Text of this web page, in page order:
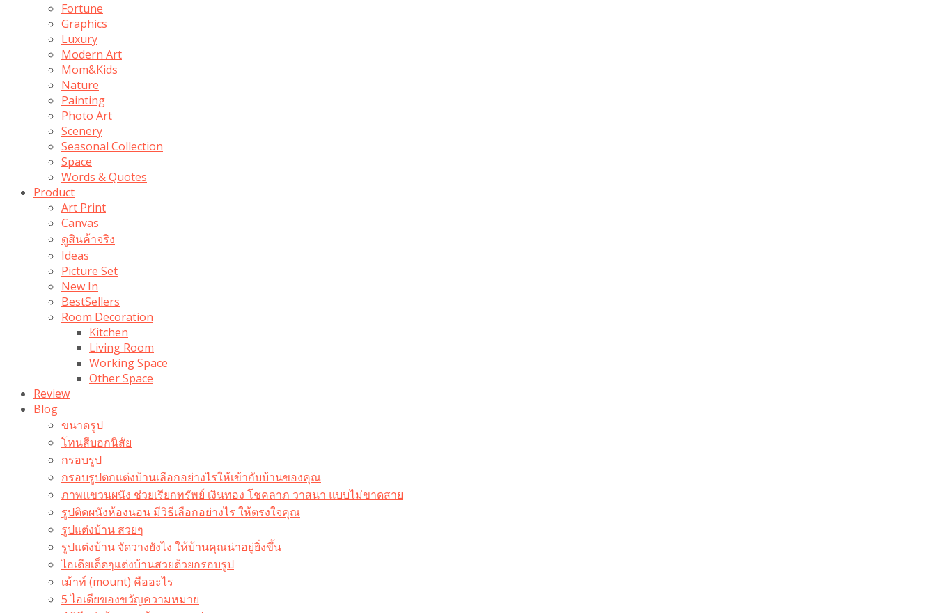
Fortune
Graphics
Luxury
Modern Art
Mom&Kids
Nature
Painting
Photo Art
Scenery
Seasonal Collection
Space
Words & Quotes
Product
Art Print
Canvas
ดูสินค้าจริง
Ideas
Picture Set
New In
BestSellers
Room Decoration
Kitchen
Living Room
Working Space
Other Space
Review
Blog
ขนาดรูป
โทนสีบอกนิสัย
กรอบรูป
กรอบรูปตกแต่งบ้านเลือกอย่างไรให้เข้ากับบ้านของคุณ
ภาพแขวนผนัง ช่วยเรียกทรัพย์ เงินทอง โชคลาภ วาสนา แบบไม่ขาดสาย
รูปติดผนังห้องนอน มีวิธีเลือกอย่างไร ให้ตรงใจคุณ
รูปแต่งบ้าน สวยๆ
รูปแต่งบ้าน จัดวางยังไง ให้บ้านคุณน่าอยู่ยิ่งขึ้น
ไอเดียเด็ดๆแต่งบ้านสวยด้วยกรอบรูป
เม้าท์ (mount) คืออะไร​
5 ไอเดียของขวัญความหมาย